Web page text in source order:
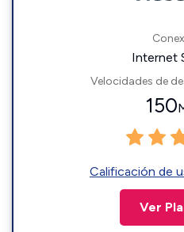
Internet
Velocidades de
150
Calificación de
Ver